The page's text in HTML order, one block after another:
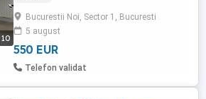
10
panorama superba,supraveghere
video.Este aproape de 2 intrari de metrou
Bazilescu 5 min si Jiului, de Kaufland ...
Bucurestii Noi, Sector 1, Bucuresti
5 august
550 EUR
Telefon validat